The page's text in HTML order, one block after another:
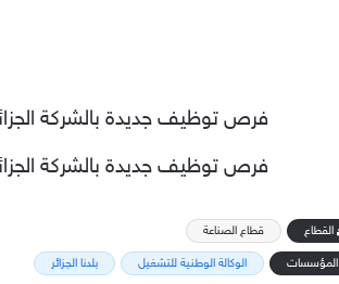
القطاع
قطاع الصناعة
المؤسسات
الوكالة الوطنية للتشغيل بلدنا الجزائر